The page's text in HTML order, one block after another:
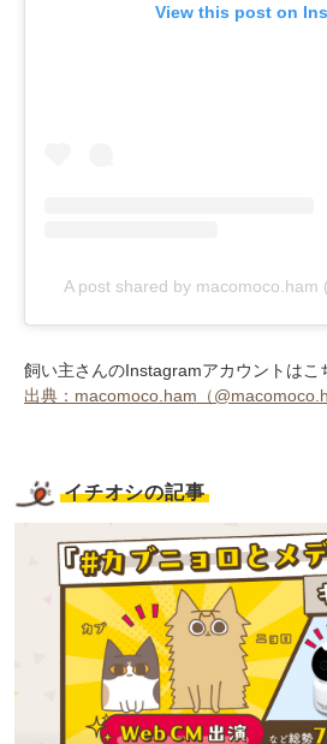
View this post on
A post shared by macomoco.ham
飼い主さんのInstagramアカウントはこ
出典：macomoco.ham（
イチオシの記事